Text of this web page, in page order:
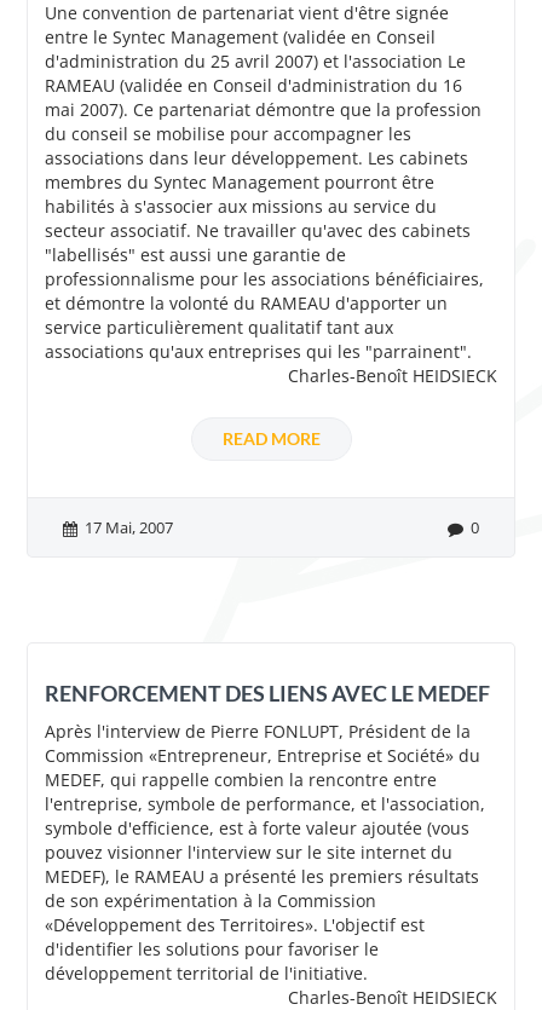
Une convention de partenariat vient d'être signée
entre le Syntec Management (validée en Conseil
d'administration du 25 avril 2007) et l'association Le
RAMEAU (validée en Conseil d'administration du 16
mai 2007). Ce partenariat démontre que la profession
du conseil se mobilise pour accompagner les
associations dans leur développement. Les cabinets
membres du Syntec Management pourront être
habilités à s'associer aux missions au service du
secteur associatif. Ne travailler qu'avec des cabinets
"labellisés" est aussi une garantie de
professionnalisme pour les associations bénéficiaires,
et démontre la volonté du RAMEAU d'apporter un
service particulièrement qualitatif tant aux
associations qu'aux entreprises qui les "parrainent".
Charles-Benoît HEIDSIECK
READ MORE
17 Mai, 2007 0
RENFORCEMENT DES LIENS AVEC LE MEDEF
Après l'interview de Pierre FONLUPT, Président de la
Commission «Entrepreneur, Entreprise et Société» du
MEDEF, qui rappelle combien la rencontre entre
l'entreprise, symbole de performance, et l'association,
symbole d'efficience, est à forte valeur ajoutée (vous
pouvez visionner l'interview sur le site internet du
MEDEF), le RAMEAU a présenté les premiers résultats
de son expérimentation à la Commission
«Développement des Territoires». L'objectif est
d'identifier les solutions pour favoriser le
développement territorial de l'initiative.
Charles-Benoît HEIDSIECK